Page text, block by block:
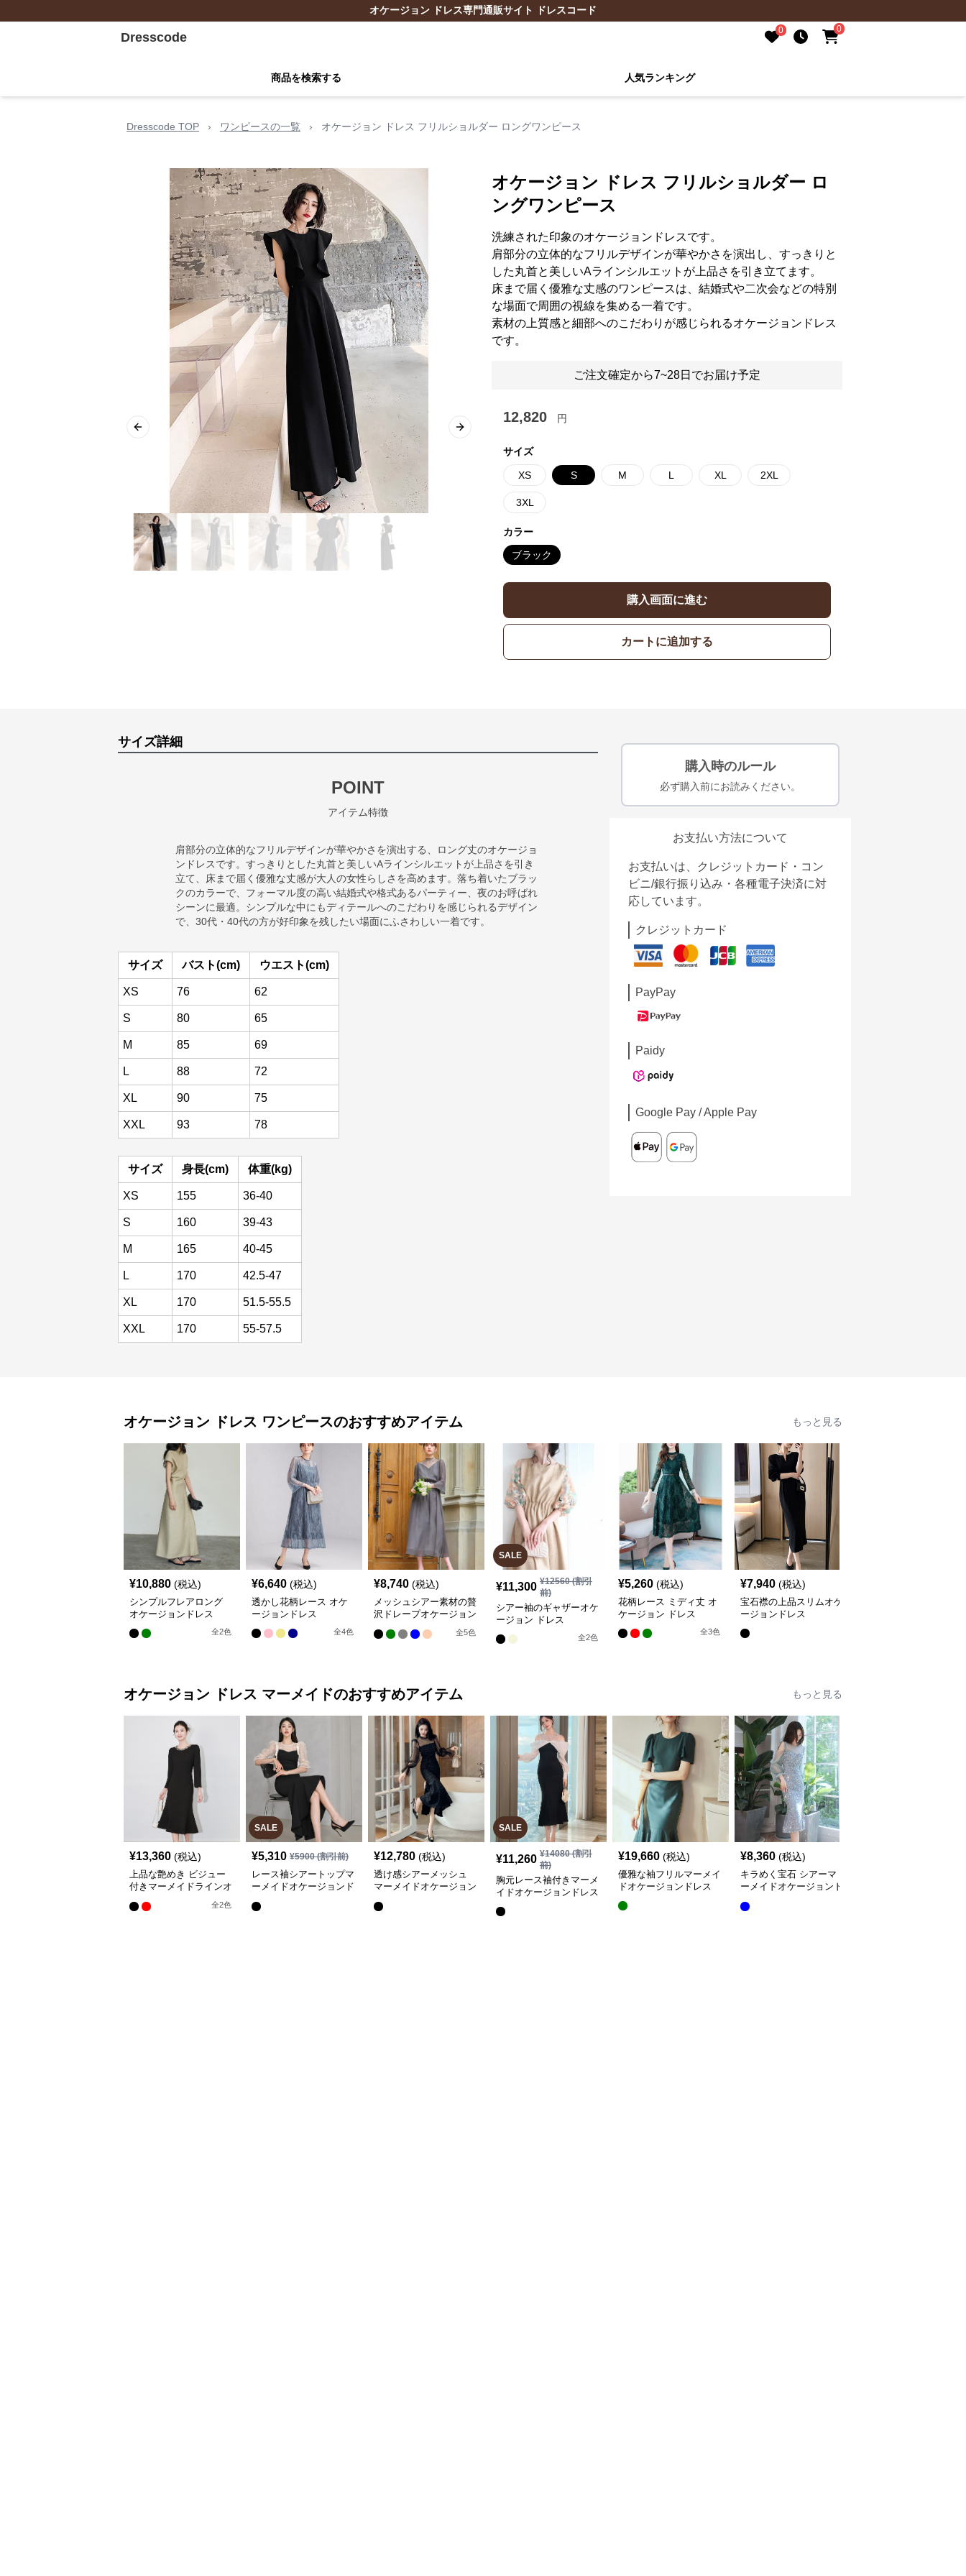
オケージョン ドレス専門通販サイト ドレスコード
Dresscode 0 0
商品を検索する 人気ランキング
Dresscode TOP › ワンピースの一覧 › オケージョン ドレス フリルショルダー ロングワンピース
Previous slide Next slide
オケージョン ドレス フリルショルダー ロ
ングワンピース
洗練された印象のオケージョンドレスです。
肩部分の立体的なフリルデザインが華やかさを演出し、すっきりと
した丸首と美しいAラインシルエットが上品さを引き立てます。
床まで届く優雅な丈感のワンピースは、結婚式や二次会などの特別
な場面で周囲の視線を集める一着です。
素材の上質感と細部へのこだわりが感じられるオケージョンドレス
です。
ご注文確定から7~28日でお届け予定
12,820 円
サイズ
XS S M L XL 2XL
3XL
カラー
ブラック
購入画面に進む
カートに追加する
サイズ詳細
POINT
アイテム特徴
肩部分の立体的なフリルデザインが華やかさを演出する、ロング丈のオケージョ
ンドレスです。すっきりとした丸首と美しいAラインシルエットが上品さを引き
立て、床まで届く優雅な丈感が大人の女性らしさを高めます。落ち着いたブラッ
クのカラーで、フォーマル度の高い結婚式や格式あるパーティー、夜のお呼ばれ
シーンに最適。シンプルな中にもディテールへのこだわりを感じられるデザイン
で、30代・40代の方が好印象を残したい場面にふさわしい一着です。
サイズ バスト(cm) ウエスト(cm)
XS 76 62
S 80 65
M 85 69
L 88 72
XL 90 75
XXL 93 78
サイズ 身長(cm) 体重(kg)
XS 155 36-40
S 160 39-43
M 165 40-45
L 170 42.5-47
XL 170 51.5-55.5
XXL 170 55-57.5
購入時のルール
必ず購入前にお読みください。
お支払い方法について
お支払いは、クレジットカード・コン
ビニ/銀行振り込み・各種電子決済に対
応しています。
クレジットカード
PayPay
Paidy
Google Pay / Apple Pay
オケージョン ドレス ワンピースのおすすめアイテム もっと見る
¥10,880 (税込)
シンプルフレアロング
オケージョンドレス
全2色
¥6,640 (税込)
透かし花柄レース オケ
ージョンドレス
全4色
¥8,740 (税込)
メッシュシアー素材の贅
沢ドレープオケージョン
全5色
SALE
¥11,300 ¥12560(割引
前)
シアー袖のギャザーオケ
ージョン ドレス
全2色
¥5,260 (税込)
花柄レース ミディ丈 オ
ケージョン ドレス
全3色
¥7,940 (税込)
宝石襟の上品スリムオケ
ージョンドレス
オケージョン ドレス マーメイドのおすすめアイテム もっと見る
¥13,360 (税込)
上品な艶めき ビジュー
付きマーメイドラインオ
全2色
SALE
¥5,310 ¥5900(割引前)
レース袖シアートップマ
ーメイドオケージョンド
¥12,780 (税込)
透け感シアーメッシュ
マーメイドオケージョン
SALE
¥11,260 ¥14080(割引
前)
胸元レース袖付きマーメ
イドオケージョンドレス
¥19,660 (税込)
優雅な袖フリルマーメイ
ドオケージョンドレス
¥8,360 (税込)
キラめく宝石 シアーマ
ーメイドオケージョンド